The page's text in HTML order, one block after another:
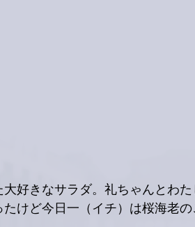
好きなサラダ。礼ちゃんとわ
けど今日一（イチ）は桜海老